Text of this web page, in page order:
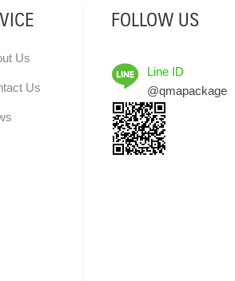
Us
Us
FOLLOW US
Line ID
@qmapackage